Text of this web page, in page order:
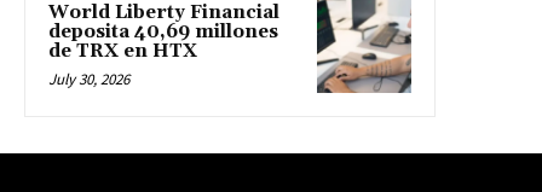
World Liberty Financial
deposita 40,69 millones
de TRX en HTX
July 30, 2026